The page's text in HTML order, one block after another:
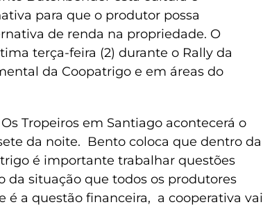
para que o produtor possa
de renda na propriedade. O
terça-feira (2) durante o Rally da
da Coopatrigo e em áreas do
Tropeiros em Santiago acontecerá o
da noite. Bento coloca que dentro da
é importante trabalhar questões
situação que todos os produtores
é a questão financeira, a cooperativa vai